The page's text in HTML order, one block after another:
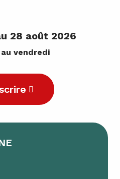
28 août 2026
vendredi